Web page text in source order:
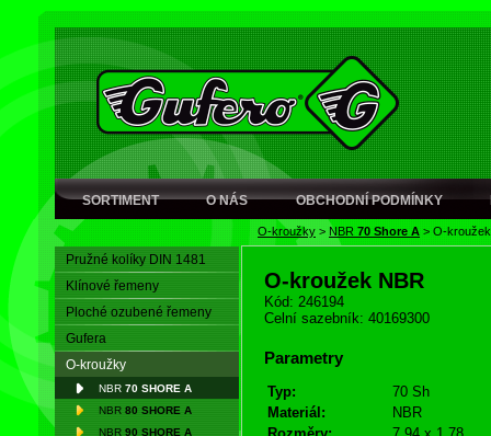
SORTIMENT O NÁS OBCHODNÍ PODMÍNKY
O-kroužky > NBR 70 Shore A > O-
Pružné kolíky DIN 1481
Klínové řemeny
Ploché ozubené řemeny
Gufera
O-kroužky
NBR 70 SHORE A
NBR 80 SHORE A
NBR 90 SHORE A
O-kroužek NBR
Kód: 246194
Celní sazebník: 40169300
Parametry
Typ:
70 Sh
Materiál:
NBR